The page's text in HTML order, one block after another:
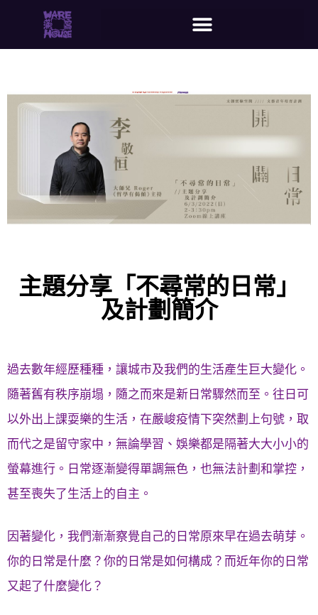
主題分享「不尋常的日常」
及計劃簡介
過去數年經歷種種，讓城市及我們的生活產生巨大變化。
隨著舊有秩序崩塌，隨之而來是新日常驟然而至。往日可
以外出上課耍樂的生活，在嚴峻疫情下突然劃上句號，取
而代之是留守家中，無論學習、娛樂都是隔著大大小小的
螢幕進行。日常逐漸變得單調無色，也無法計劃和掌控，
甚至喪失了生活上的自主。
因著變化，我們漸漸察覺自己的日常原來早在過去萌芽。
你的日常是什麼？你的日常是如何構成？而近年你的日常
又起了什麼變化？